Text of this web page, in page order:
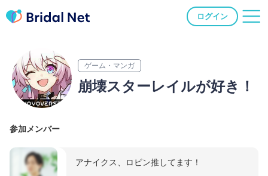
ログイン
ゲーム・マンガ
崩壊スターレイルが好き！
参加メンバー
アナイクス、ロビン推してます！